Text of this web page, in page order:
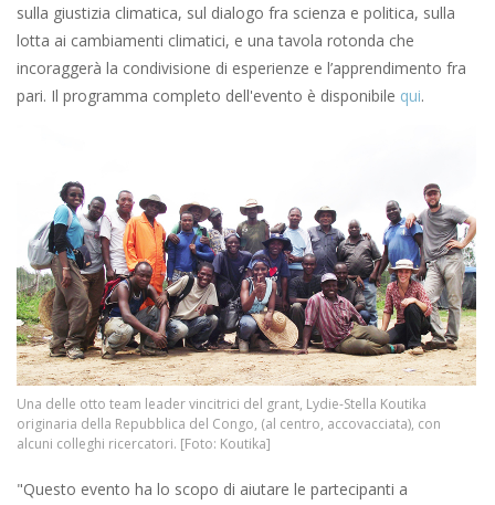
sulla giustizia climatica, sul dialogo fra scienza e politica, sulla
lotta ai cambiamenti climatici, e una tavola rotonda che
incoraggerà la condivisione di esperienze e l’apprendimento fra
pari. Il programma completo dell'evento è disponibile qui.
Una delle otto team leader vincitrici del grant, Lydie-Stella Koutika
originaria della Repubblica del Congo, (al centro, accovacciata), con
alcuni colleghi ricercatori. [Foto: Koutika]
"Questo evento ha lo scopo di aiutare le partecipanti a